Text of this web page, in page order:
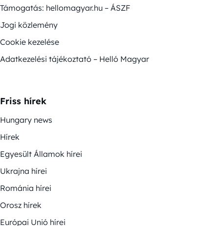
Támogatás: hellomagyar.hu – ÁSZF
Jogi közlemény
Cookie kezelése
Adatkezelési tájékoztató – Helló Magyar
Friss hírek
Hungary news
Hírek
Egyesült Államok hírei
Ukrajna hírei
Románia hírei
Orosz hírek
Európai Unió hírei